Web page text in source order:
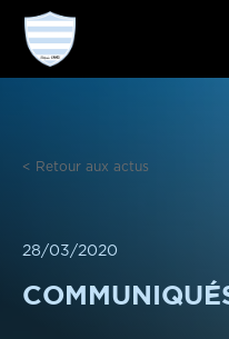
Aller
contenu
< Retour aux actus
28/03/2020